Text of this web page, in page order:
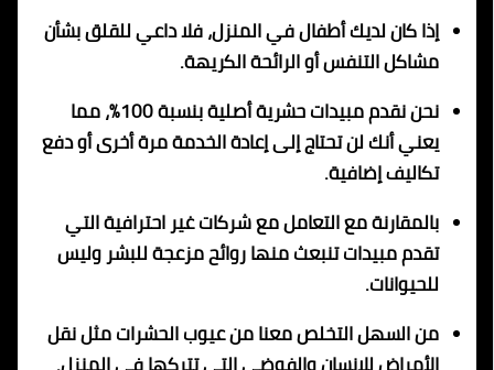
إذا كان لديك أطفال في المنزل، فلا داعي للقلق بشأن
مشاكل التنفس أو الرائحة الكريهة.
نحن نقدم مبيدات حشرية أصلية بنسبة 100٪، مما
يعني أنك لن تحتاج إلى إعادة الخدمة مرة أخرى أو دفع
تكاليف إضافية.
بالمقارنة مع التعامل مع شركات غير احترافية التي
تقدم مبيدات تنبعث منها روائح مزعجة للبشر وليس
للحيوانات.
من السهل التخلص معنا من عيوب الحشرات مثل نقل